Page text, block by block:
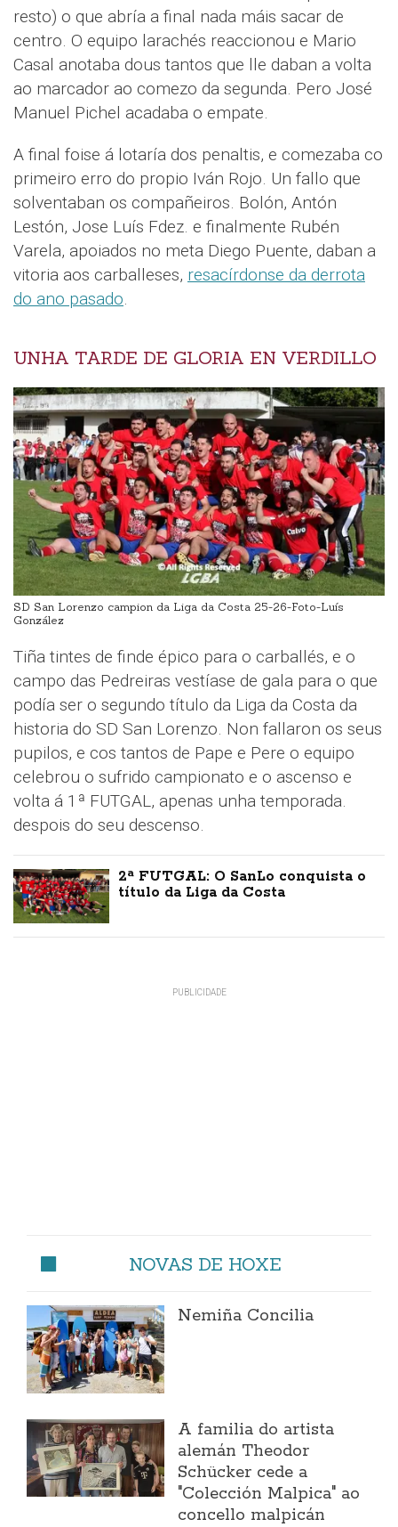
resto) o que abría a final nada máis sacar de
centro. O equipo larachés reaccionou e Mario
Casal anotaba dous tantos que lle daban a volta
ao marcador ao comezo da segunda. Pero José
Manuel Pichel acadaba o empate.
A final foise á lotaría dos penaltis, e comezaba co
primeiro erro do propio Iván Rojo. Un fallo que
solventaban os compañeiros. Bolón, Antón
Lestón, Jose Luís Fdez. e finalmente Rubén
Varela, apoiados no meta Diego Puente, daban a
vitoria aos carballeses, resacírdonse da derrota
do ano pasado.
UNHA TARDE DE GLORIA EN VERDILLO
SD San Lorenzo campion da Liga da Costa 25-26-Foto-Luís
González
Tiña tintes de finde épico para o carballés, e o
campo das Pedreiras vestíase de gala para o que
podía ser o segundo título da Liga da Costa da
historia do SD San Lorenzo. Non fallaron os seus
pupilos, e cos tantos de Pape e Pere o equipo
celebrou o sufrido campionato e o ascenso e
volta á 1ª FUTGAL, apenas unha temporada.
despois do seu descenso.
2ª FUTGAL: O SanLo conquista o
título da Liga da Costa
NOVAS DE HOXE
Nemiña Concilia
A familia do artista
alemán Theodor
Schücker cede a
"Colección Malpica" ao
concello malpicán